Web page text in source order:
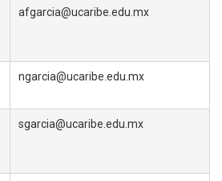
afgarcia@ucaribe.edu.mx
ngarcia@ucaribe.edu.mx
sgarcia@ucaribe.edu.mx